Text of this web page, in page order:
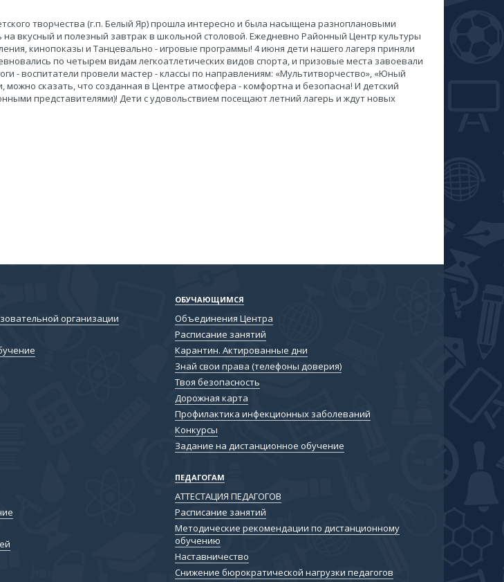
творчества (г.п. Белый Яр) прошла интересно и была насыщена разноплановыми
вкусный и полезный завтрак в школьной столовой. Ежедневно Районный Центр культуры
кинопоказы и Танцевально - игровые программы! 4 июня дети нашего лагеря приняли
по четырем видам легкоатлетических видов спорта, и призовые места завоевали
- воспитатели провели мастер - классы по направлениям: «Мультитворчество», «Юный
можно сказать, что созданная в Центре атмосфера - комфортна и безопасна! И детский
представителями)! Дети с удовольствием посещают летний лагерь и ждут новых
организации
ОБУЧАЮЩИМСЯ
Объединения Центра
Расписание занятий
Карантин. Актированные дни
Знай свои права (телефоны доверия)
Твоя безопасность
Дорожная карта
Профилактика инфекционных заболеваний
Конкурсы
Задание на дистанционное обучение
ПЕДАГОГАМ
АТТЕСТАЦИЯ ПЕДАГОГОВ
Расписание занятий
Методические рекомендации по дистанционному
обучению
Наставничество
Снижение бюрократической нагрузки педагогов